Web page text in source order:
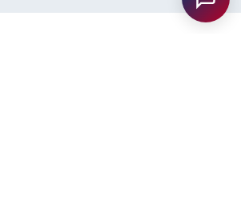
– wir freuen uns auf Ihre Anfrage.